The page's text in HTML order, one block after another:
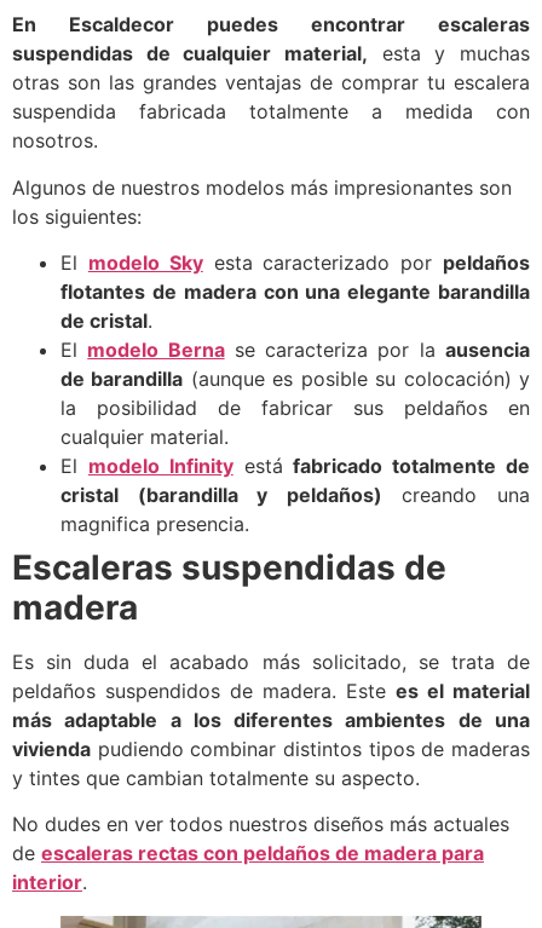
En Escaldecor puedes encontrar escaleras
suspendidas de cualquier material, esta y muchas
otras son las grandes ventajas de comprar tu escalera
suspendida fabricada totalmente a medida con
nosotros.
Algunos de nuestros modelos más impresionantes son
los siguientes:
El modelo Skyesta caracterizado por peldaños
flotantes de madera con una elegante barandilla
de cristal.
El modelo Bernase caracteriza por laausencia
de barandilla (aunque es posible su colocación) y
la posibilidad de fabricar sus peldaños en
cualquier material.
El modelo Infinityestáfabricado totalmente de
cristal (barandilla y peldaños) creando una
magnifica presencia.
Escaleras suspendidas de
madera
Es sin duda el acabado más solicitado, se trata de
peldaños suspendidos de madera. Este es el material
más adaptable a los diferentes ambientes de una
vivienda pudiendo combinar distintos tipos de maderas
y tintes que cambian totalmente su aspecto.
No dudes en ver todos nuestros diseños más actuales
de escaleras rectas con peldaños de madera para
interior.